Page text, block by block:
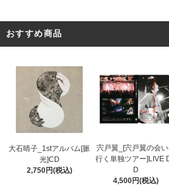
おすすめ商品
大石晴子_1stアルバム[脈
光]CD
2,750円(税込)
宍戸翼_[宍戸翼の会
行く単独ツアー]LIVE
D
4,500円(税込)